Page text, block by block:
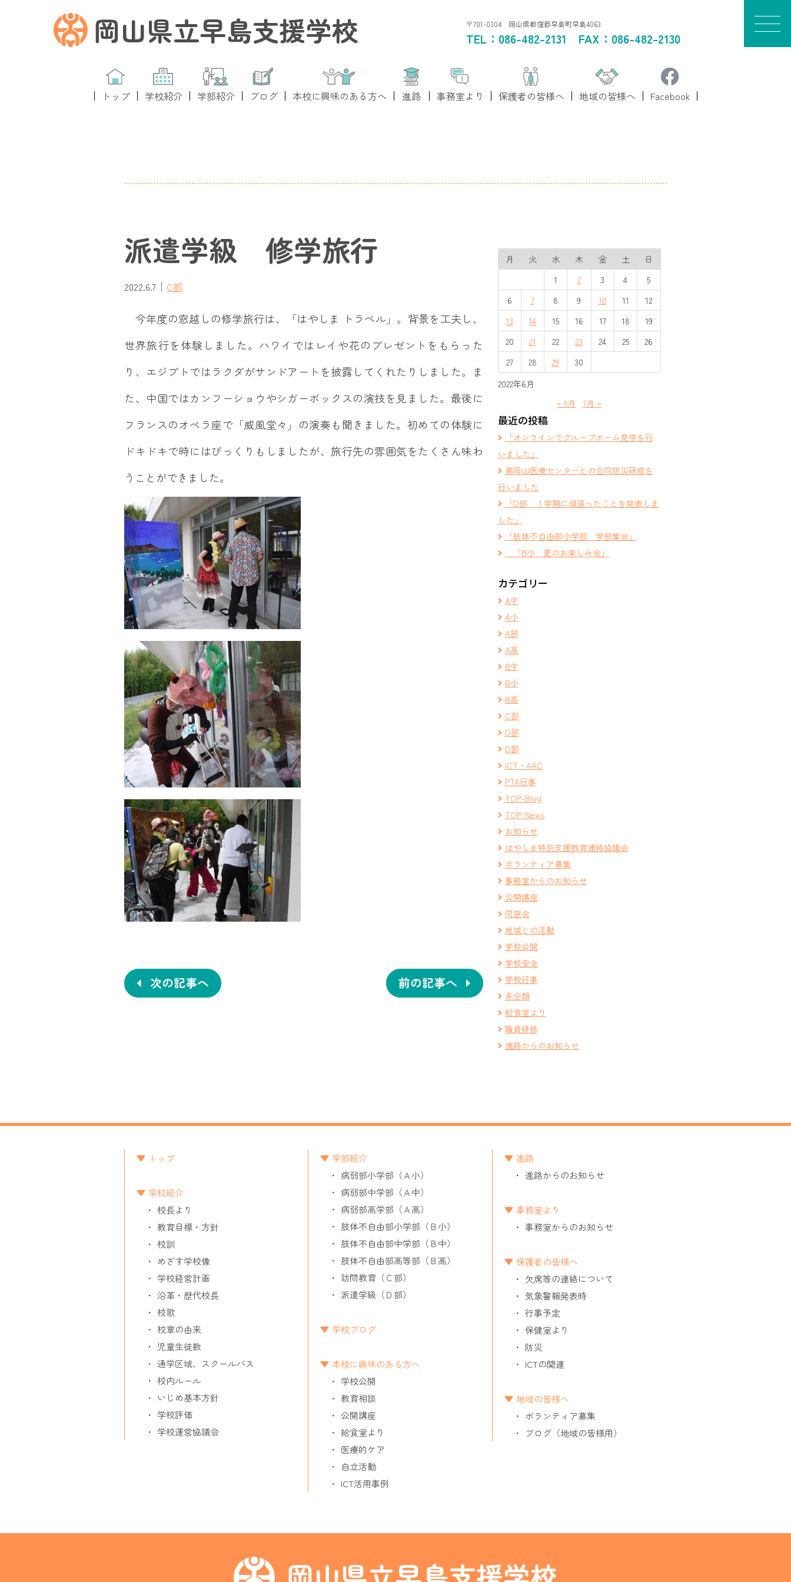
岡山県立早島支援学校 〒701-0304 岡山県都窪郡早島町早島4063
TEL： 086-482-2131 FAX：086-482-2130
トップ 学校紹介 学部紹介 ブログ 本校に興味のある方へ 進路 事務室より 保護者の皆様へ 地域の皆様へ Facebook
派遣学級 修学旅行
2022.6.7 ｜ C部
今年度の窓越しの修学旅行は、「はやしま トラベル」。背景を工夫し、
世界旅行を体験しました。ハワイではレイや花のプレゼントをもらった
り、エジプトではラクダがサンドアートを披露してくれたりしました。ま
た、中国ではカンフーショウやシガーボックスの演技を見ました。最後に
フランスのオペラ座で「威風堂々」の演奏も聞きました。初めての体験に
ドキドキで時にはびっくりもしましたが、旅行先の雰囲気をたくさん味わ
うことができました。
稿
ナ
ン
前の記事へ
次の記事へ
2022年6月
月 火 水 木 金 土
日
1
2 3 4
5
6
7 8 9 10 11
12
13
14 15 16 17 18
19
20
21 22 23 24 25
26
27
28 29 30
« 5月 7月 »
最近の投稿
「オンラインでグループホーム見学を行
いました」
南岡山医療センターとの合同防災研修を
行いました
「D部 １学期に頑張ったことを発表しま
した」
「肢体不自由部小学部 学部集会」
「B小 夏のお楽しみ会」
カテゴリー
A中
A小
A部
A高
B中
B小
B高
C部
D部
D部
ICT・AAC
PTA行事
TOP-Blog
TOP-News
お知らせ
はやしま特別支援教育連絡協議会
ボランティア募集
事務室からのお知らせ
公開講座
同窓会
地域との活動
学校公開
学校安全
学校行事
未分類
給食室より
職員研修
進路からのお知らせ
トップ
学校紹介
校長より
教育目標・方針
校訓
めざす学校像
学校経営計画
沿革・歴代校長
校歌
校章の由来
児童生徒数
通学区域、スクールバス
校内ルール
いじめ基本方針
学校評価
学校運営協議会
学部紹介
病弱部小学部（Ａ小）
病弱部中学部（Ａ中）
病弱部高学部（Ａ高）
肢体不自由部小学部（Ｂ小）
肢体不自由部中学部（Ｂ中）
肢体不自由部高等部（Ｂ高）
訪問教育（Ｃ部）
派遣学級（Ｄ部）
学校ブログ
本校に興味のある方へ
学校公開
教育相談
公開講座
給食室より
医療的ケア
自立活動
ICT活用事例
進路
進路からのお知らせ
事務室より
事務室からのお知らせ
保護者の皆様へ
欠席等の連絡について
気象警報発表時
行事予定
保健室より
防災
ICTの関連
地域の皆様へ
ボランティア募集
ブログ（地域の皆様用）